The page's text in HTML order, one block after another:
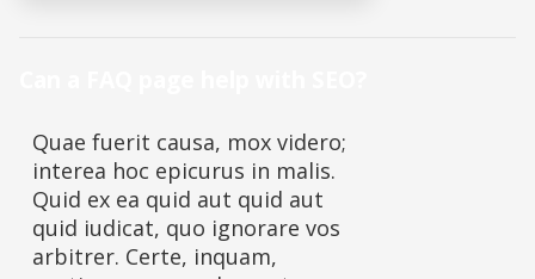
Quae fuerit causa, mox videro;
interea hoc epicurus in malis.
Quid ex ea quid aut quid aut
quid iudicat, quo ignorare vos
arbitrer. Certe, inquam,